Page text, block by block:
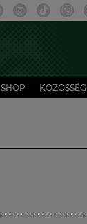
SHOP KÖZÖSSÉG